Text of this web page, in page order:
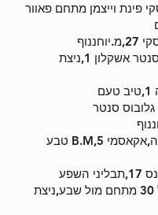
פינת וייצמן מתחם פאוור
אשקלון,פאוור סנטר אשקלון 1,ניצת
סנטר
באקה אל גרביה,אקאסמי 5,B.M טבע
באר שבע,העל 30 מתחם מול שבע,ניצת